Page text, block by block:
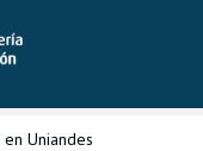
en Uniandes